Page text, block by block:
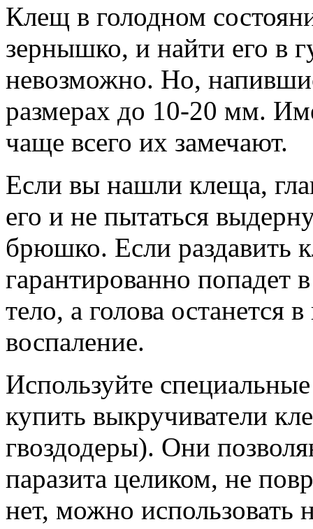
Клещ в голодном
зернышко, и найти его в
невозможно. Но,
размерах до 10-20 мм.
чаще всего их замечают.
Если вы нашли клеща,
его и не пытаться
брюшко. Если раздавить
гарантированно попадет
тело, а голова останется
воспаление.
Используйте
купить выкручиватели
гвоздодеры). Они
паразита целиком, не
нет, можно использовать